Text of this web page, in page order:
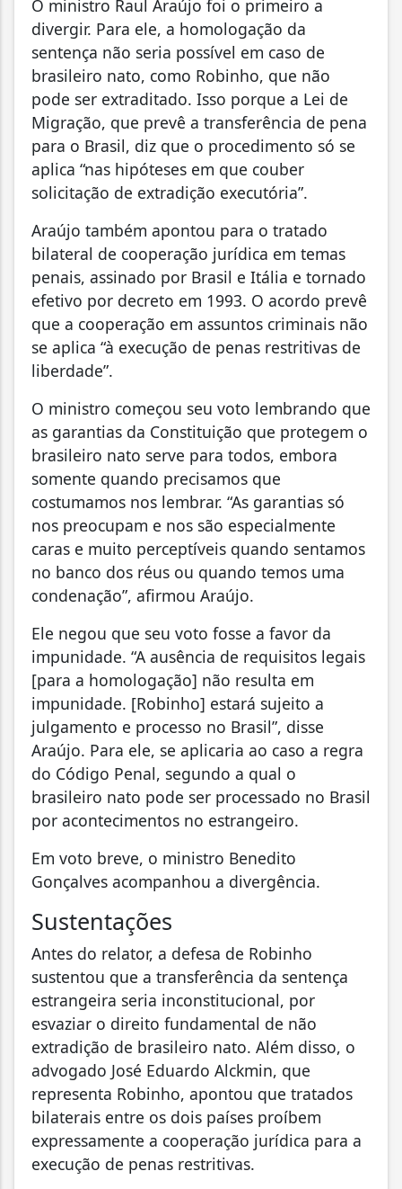
O ministro Raul Araújo foi o primeiro a
divergir. Para ele, a homologação da
sentença não seria possível em caso de
brasileiro nato, como Robinho, que não
pode ser extraditado. Isso porque a Lei de
Migração, que prevê a transferência de pena
para o Brasil, diz que o procedimento só se
aplica “nas hipóteses em que couber
solicitação de extradição executória”.
Araújo também apontou para o tratado
bilateral de cooperação jurídica em temas
penais, assinado por Brasil e Itália e tornado
efetivo por decreto em 1993. O acordo prevê
que a cooperação em assuntos criminais não
se aplica “à execução de penas restritivas de
liberdade”.
O ministro começou seu voto lembrando que
as garantias da Constituição que protegem o
brasileiro nato serve para todos, embora
somente quando precisamos que
costumamos nos lembrar. “As garantias só
nos preocupam e nos são especialmente
caras e muito perceptíveis quando sentamos
no banco dos réus ou quando temos uma
condenação”, afirmou Araújo.
Ele negou que seu voto fosse a favor da
impunidade. “A ausência de requisitos legais
[para a homologação] não resulta em
impunidade. [Robinho] estará sujeito a
julgamento e processo no Brasil”, disse
Araújo. Para ele, se aplicaria ao caso a regra
do Código Penal, segundo a qual o
brasileiro nato pode ser processado no Brasil
por acontecimentos no estrangeiro.
Em voto breve, o ministro Benedito
Gonçalves acompanhou a divergência.
Sustentações
Antes do relator, a defesa de Robinho
sustentou que a transferência da sentença
estrangeira seria inconstitucional, por
esvaziar o direito fundamental de não
extradição de brasileiro nato. Além disso, o
advogado José Eduardo Alckmin, que
representa Robinho, apontou que tratados
bilaterais entre os dois países proíbem
expressamente a cooperação jurídica para a
execução de penas restritivas.